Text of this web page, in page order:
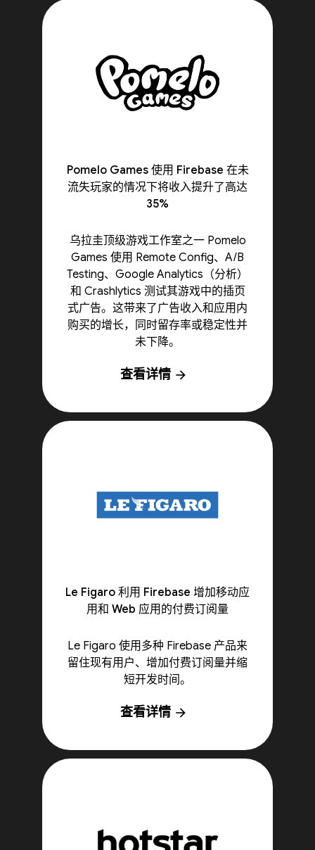
Pomelo Games 使用 Firebase 在未
流失玩家的情况下将收入提升了高达
35%
乌拉圭顶级游戏工作室之一 Pomelo
Games 使用 Remote Config、A/B
Testing、Google Analytics（分析）
和 Crashlytics 测试其游戏中的插页
式广告。这带来了广告收入和应用内
购买的增长，同时留存率或稳定性并
未下降。
查看详情 arrow_forward
Le Figaro 利用 Firebase 增加移动应
用和 Web 应用的付费订阅量
Le Figaro 使用多种 Firebase 产品来
留住现有用户、增加付费订阅量并缩
短开发时间。
查看详情 arrow_forward